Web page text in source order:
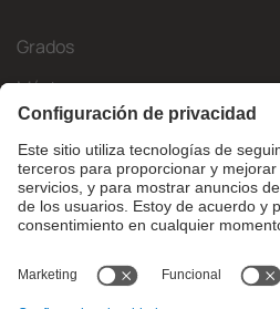
Grados
Másteres
Movilidad Internacional
Investigación
Empresa
¿Qué necesitas?